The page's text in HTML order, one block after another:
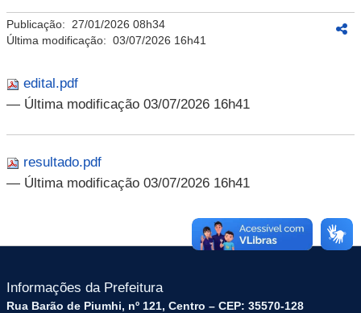
Publicação: 27/01/2026 08h34
Última modificação: 03/07/2026 16h41
edital.pdf
— Última modificação 03/07/2026 16h41
resultado.pdf
— Última modificação 03/07/2026 16h41
Informações da Prefeitura
Rua Barão de Piumhi, nº 121, Centro – CEP: 35570-128